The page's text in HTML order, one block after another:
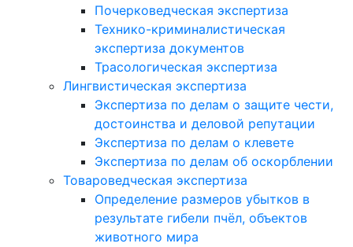
Почерковедческая экспертиза
Технико-криминалистическая
экспертиза документов
Трасологическая экспертиза
Лингвистическая экспертиза
Экспертиза по делам о защите чести,
достоинства и деловой репутации
Экспертиза по делам о клевете
Экспертиза по делам об оскорблении
Товароведческая экспертиза
Определение размеров убытков в
результате гибели пчёл, объектов
животного мира